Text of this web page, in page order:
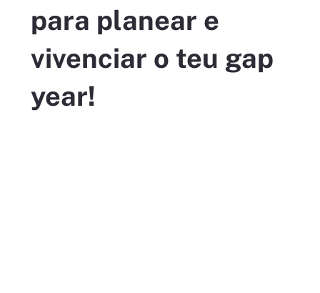
para planear e
vivenciar o teu gap
year!